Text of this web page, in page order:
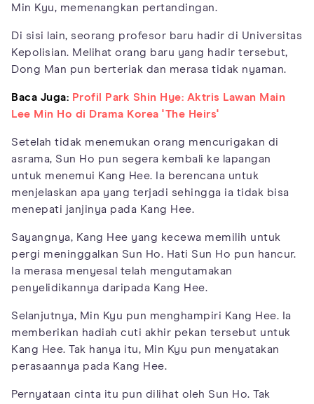
Min Kyu, memenangkan pertandingan.
Di sisi lain, seorang profesor baru hadir di Universitas
Kepolisian. Melihat orang baru yang hadir tersebut,
Dong Man pun berteriak dan merasa tidak nyaman.
Baca Juga: Profil Park Shin Hye: Aktris Lawan Main
Lee Min Ho di Drama Korea 'The Heirs'
Setelah tidak menemukan orang mencurigakan di
asrama, Sun Ho pun segera kembali ke lapangan
untuk menemui Kang Hee. Ia berencana untuk
menjelaskan apa yang terjadi sehingga ia tidak bisa
menepati janjinya pada Kang Hee.
Sayangnya, Kang Hee yang kecewa memilih untuk
pergi meninggalkan Sun Ho. Hati Sun Ho pun hancur.
Ia merasa menyesal telah mengutamakan
penyelidikannya daripada Kang Hee.
Selanjutnya, Min Kyu pun menghampiri Kang Hee. Ia
memberikan hadiah cuti akhir pekan tersebut untuk
Kang Hee. Tak hanya itu, Min Kyu pun menyatakan
perasaannya pada Kang Hee.
Pernyataan cinta itu pun dilihat oleh Sun Ho. Tak